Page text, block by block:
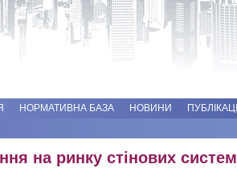
НОРМАТИВНА БАЗА НОВИНИ ПУБЛІКАЦІЇ
на ринку стінових систем